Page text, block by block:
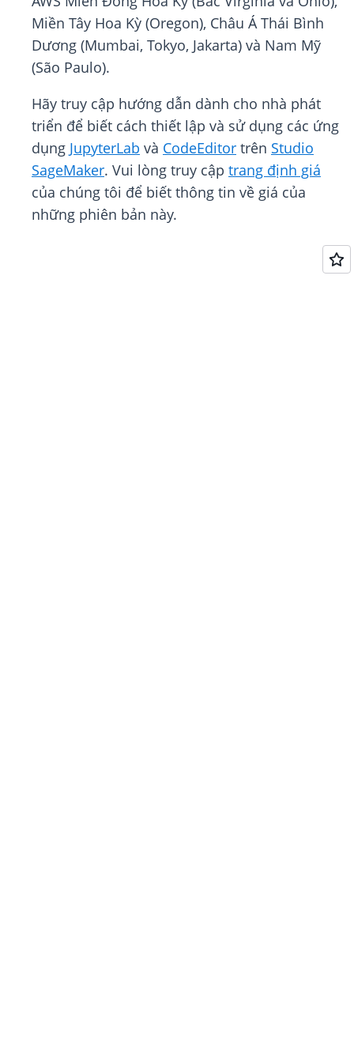
Miền Tây Hoa Kỳ (Oregon), Châu Á Thái Bình
Dương (Mumbai, Tokyo, Jakarta) và Nam Mỹ
(São Paulo).
Hãy truy cập hướng dẫn dành cho nhà phát
triển để biết cách thiết lập và sử dụng các ứng
dụng JupyterLab và CodeEditor trên Studio
SageMaker. Vui lòng truy cập trang định giá
của chúng tôi để biết thông tin về giá của
những phiên bản này.